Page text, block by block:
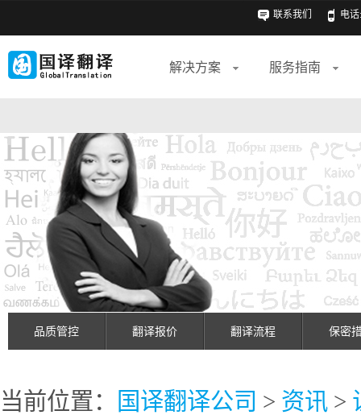
联系我们 电话
解决方案 服务指南
品质管控 翻译报价 翻译流程 保密
当前位置： 国译翻译公司 > 资讯 >